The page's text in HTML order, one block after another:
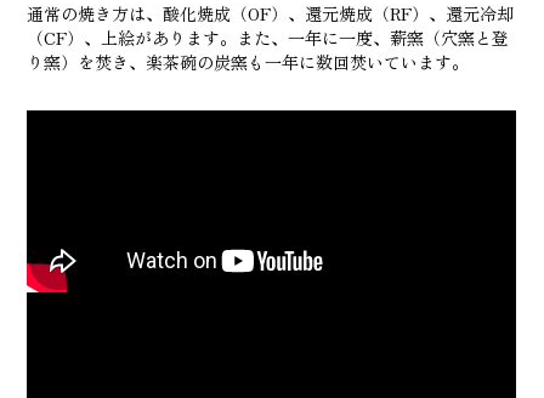
通常の焼き方は、酸化焼成（OF）、還元焼成（RF）、還元冷却
（CF）、上絵があります。また、一年に一度、薪窯（穴窯と登
り窯）を焚き、楽茶碗の炭窯も一年に数回焚いています。